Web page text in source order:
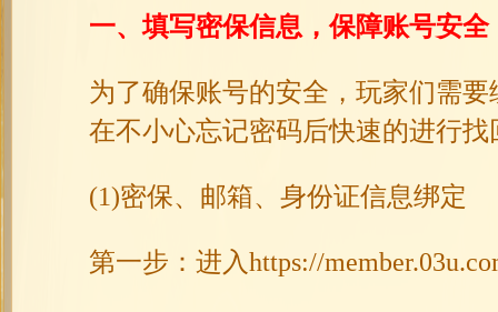
一、填写密保信息，保障账号安全
为了确保账号的安全，玩家们需
在不小心忘记密码后快速的进行找
(1)密保、邮箱、身份证信息绑定
第一步：进入https://